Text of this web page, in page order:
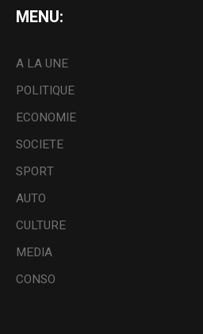
MENU:
A LA UNE
POLITIQUE
ECONOMIE
SOCIETE
SPORT
AUTO
CULTURE
MEDIA
CONSO